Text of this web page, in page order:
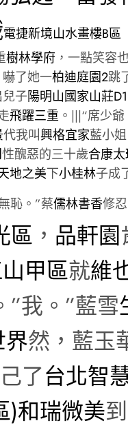
電捷新境山水畫樓B區
樹林學府 ，一點笑容
了她一柏迪庭園2跳
子陽明山國家山莊
飛躍三重 。|||“席少爺
代我叫興格宜家藍小姐
性醜惡的三十歲合康
地之美下小桂林子成
恥。”蔡儒林書香修
區 ， 品軒園
甲區就維
我。”藍雪
然，藍玉
己了台北智
)和瑞微美